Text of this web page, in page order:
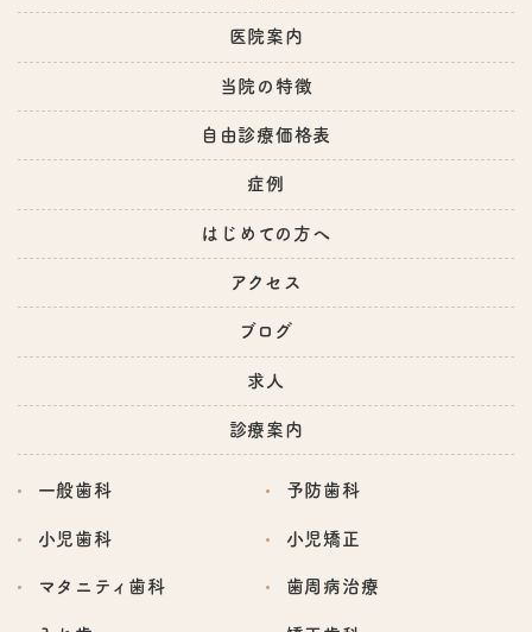
医院案内
当院の特徴
自由診療価格表
症例
はじめての方へ
アクセス
ブログ
求人
診療案内
一般歯科 予防歯科
小児歯科 小児矯正
マタニティ歯科 歯周病治療